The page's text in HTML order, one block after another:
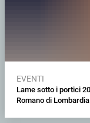
EVENTI
Lame sotto i portici
Romano di